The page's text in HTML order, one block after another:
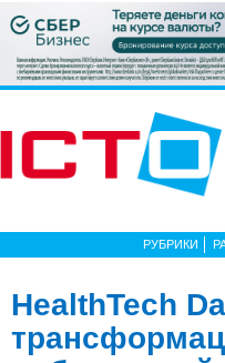
РУБРИКИ
HealthTech